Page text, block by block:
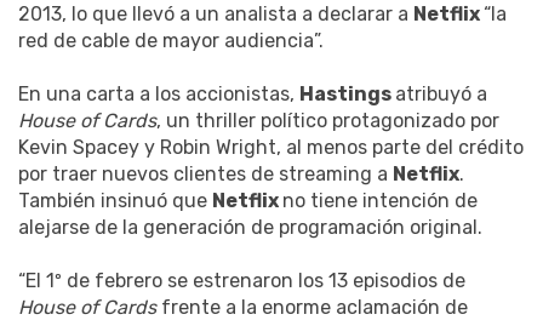
2013, lo que llevó a un analista a declarar a Netflix “la
red de cable de mayor audiencia”.
En una carta a los accionistas, Hastings atribuyó a
House of Cards, un thriller político protagonizado por
Kevin Spacey y Robin Wright, al menos parte del crédito
por traer nuevos clientes de streaming a Netflix.
También insinuó que Netflix no tiene intención de
alejarse de la generación de programación original.
“El 1º de febrero se estrenaron los 13 episodios de
House of Cardsfrente a la enorme aclamación de